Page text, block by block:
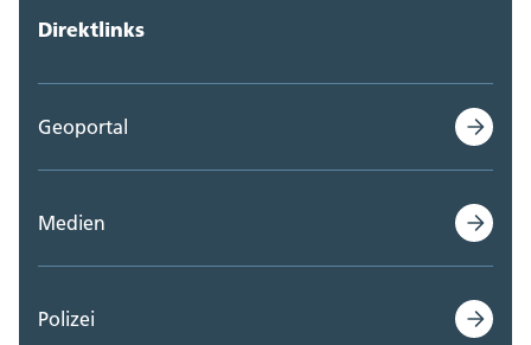
Direktlinks
Geoportal
Medien
Polizei